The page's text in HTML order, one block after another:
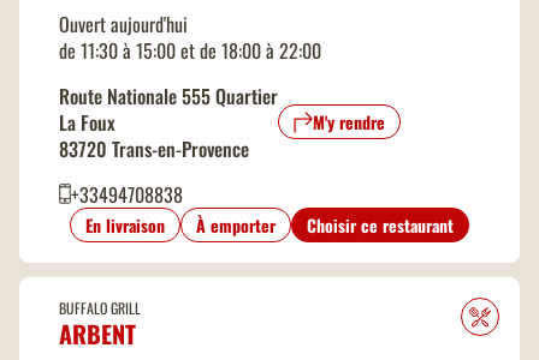
Ouvert aujourd'hui
de 11:30 à 15:00 et de 18:00 à 22:00
Route Nationale 555 Quartier
La Foux
83720 Trans-en-Provence
M'y rendre
+33494708838
En livraison À emporter Choisir ce restaurant
BUFFALO GRILL
ARBENT